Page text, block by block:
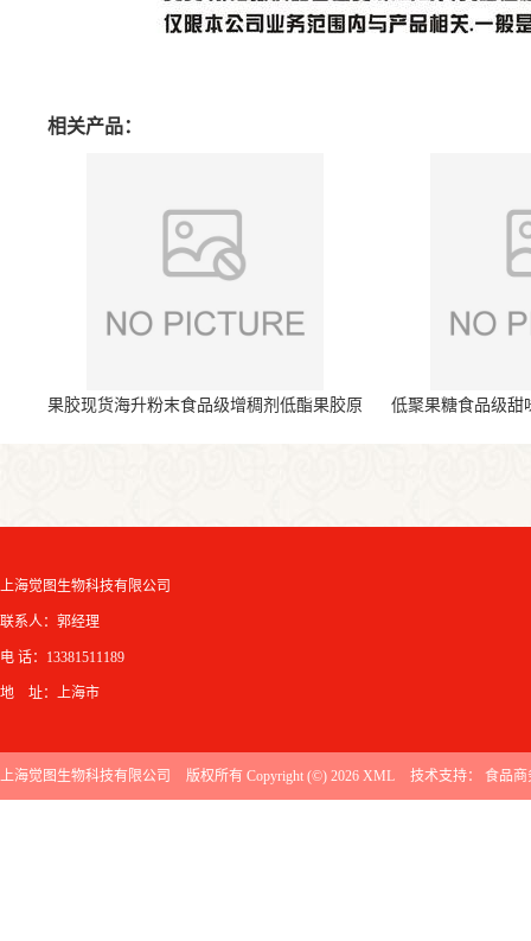
相关产品：
果胶现货海升粉末食品级增稠剂低酯果胶原
低聚果糖食品级甜
上海觉图生物科技有限公司
联系人：郭经理
电 话：13381511189
地 址：上海市
上海觉图生物科技有限公司 版权所有 Copyright (©) 2026 XML 技术支持： 食品商